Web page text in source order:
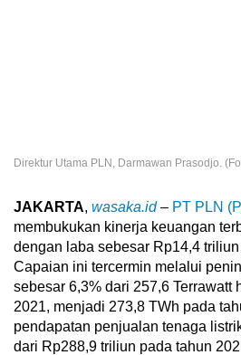
Direktur Utama PLN, Darmawan Prasodjo.
JAKARTA, wasaka.id– PT PLN
membukukan kinerja keuangan
dengan laba sebesar Rp14,4
Capaian ini tercermin melalui
sebesar 6,3% dari 257,6 Terrawatt
2021, menjadi 273,8 TWh pada
pendapatan penjualan tenaga
dari Rp288,9 triliun pada tahun